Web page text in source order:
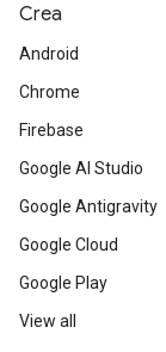
Crea
Android
Chrome
Firebase
Google AI Studio
Google Antigravity
Google Cloud
Google Play
View all